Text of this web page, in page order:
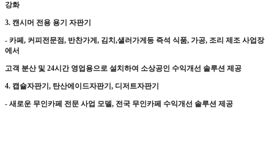
강화
3. 캔시머 전용 용기 자판기
- 카페 , 커피전문점, 반찬가게 , 김치 ,샐러가게등 즉석 식품, 가공, 조리 제조 사업장
에서
고객 분산 및 24시간 영업용으로 설치하여 소상공인 수익개선 솔루션 제공
4. 캡슐자판기 , 탄산에이드자판기 , 디저트자판기
- 새로운 무인카페 전문 사업 모델, 전국 무인카페 수익개선 솔루션 제공